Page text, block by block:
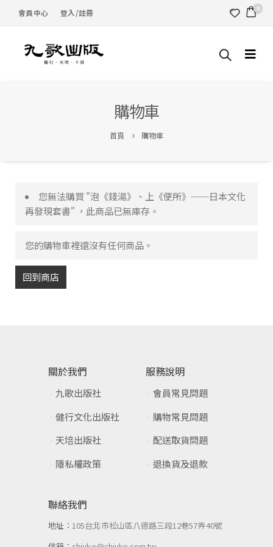
會員中心 登入/註冊 0
購物車
首頁 購物車
您無法購買 "泡《錢湯》、上《便所》──日本文化
再發現套書" ，此商品已無庫存。
您的購物車裡還沒有任何商品。
回到商店
關於我們
九歌出版社
健行文化出版社
天培出版社
隱私權政策
服務說明
會員常見問題
購物常見問題
配送取貨問題
退換貨及退款
聯絡我們
地址：105台北市松山區八德路三段12巷57弄40號